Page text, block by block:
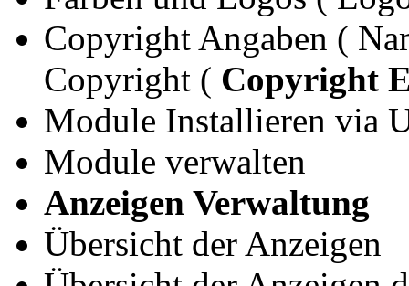
Copyright Angaben (
Copyright ( Copyright
Module Installieren via
Module verwalten
Anzeigen Verwaltung
Übersicht der Anzeigen